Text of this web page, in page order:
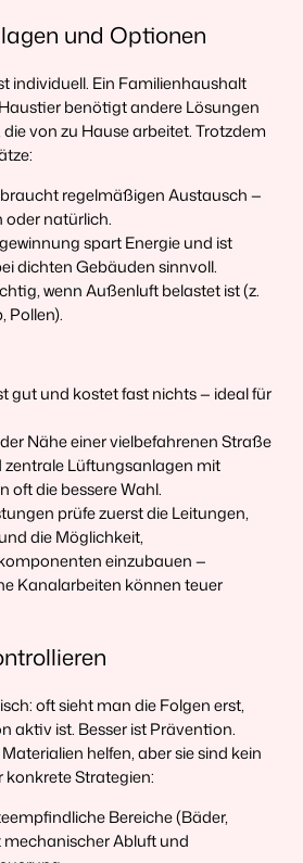
und Optionen
individuell. Ein Familienhaushalt
benötigt andere Lösungen
die von zu Hause arbeitet. Trotzdem
regelmäßigen Austausch —
oder natürlich.
spart Energie und ist
dichten Gebäuden sinnvoll.
wenn Außenluft belastet ist (z.
Pollen).
gut und kostet fast nichts — ideal für
Nähe einer vielbefahrenen Straße
zentrale Lüftungsanlagen mit
oft die bessere Wahl.
prüfe zuerst die Leitungen,
die Möglichkeit,
einzubauen —
Kanalarbeiten können teuer
oft sieht man die Folgen erst,
aktiv ist. Besser ist Prävention.
helfen, aber sie sind kein
konkrete Strategien:
Bereiche (Bäder,
mechanischer Abluft und